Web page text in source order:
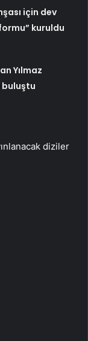
için dev
kuruldu
Yılmaz
buluştu
diziler